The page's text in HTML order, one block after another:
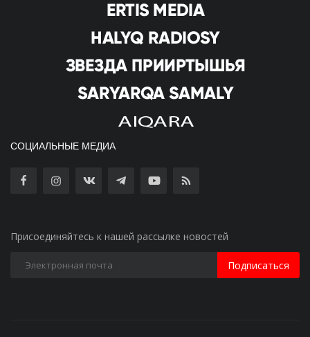
СОЦИАЛЬНЫЕ МЕДИА
Присоединяйтесь к нашей рассылке новостей
Подписаться